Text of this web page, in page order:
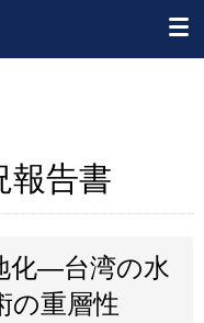
報告書
化―台湾の水
の重層性